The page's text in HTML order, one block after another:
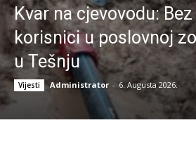
Kvar na cjevovodu:
korisnici u poslovnoj
u Tešnju
Vijesti Administrator - 6. Augusta 2026.